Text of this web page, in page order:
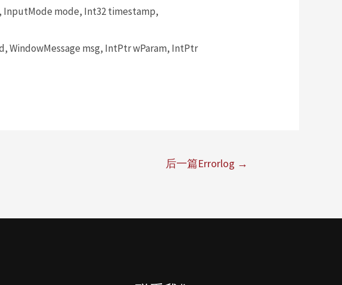
mode, Int32 timestamp,
WindowMessage msg, IntPtr wParam, IntPtr
后一篇Errorlog →